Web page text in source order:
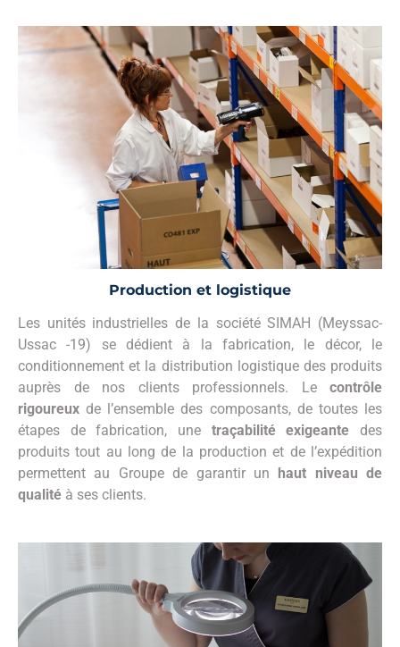
Production et logistique
Les unités industrielles de la société SIMAH (Meyssac-
Ussac -19) se dédient à la fabrication, le décor, le
conditionnement et la distribution logistique des produits
auprès de nos clients professionnels. Le contrôle
rigoureux de l’ensemble des composants, de toutes les
étapes de fabrication, une traçabilité exigeante des
produits tout au long de la production et de l’expédition
permettent au Groupe de garantir un haut niveau de
qualité à ses clients.